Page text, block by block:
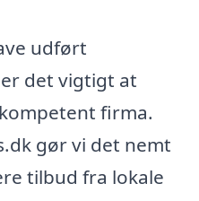
udført
det vigtigt at
firma.
gør vi det nemt
tilbud fra lokale